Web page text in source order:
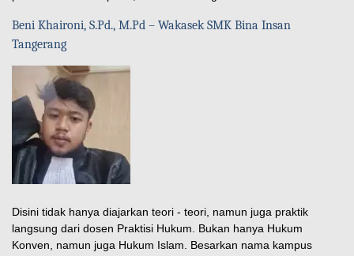
Beni Khaironi, S.Pd., M.Pd – Wakasek SMK Bina Insan
Tangerang
Disini tidak hanya diajarkan teori - teori, namun juga praktik
langsung dari dosen Praktisi Hukum. Bukan hanya Hukum
Konven, namun juga Hukum Islam. Besarkan nama kampus